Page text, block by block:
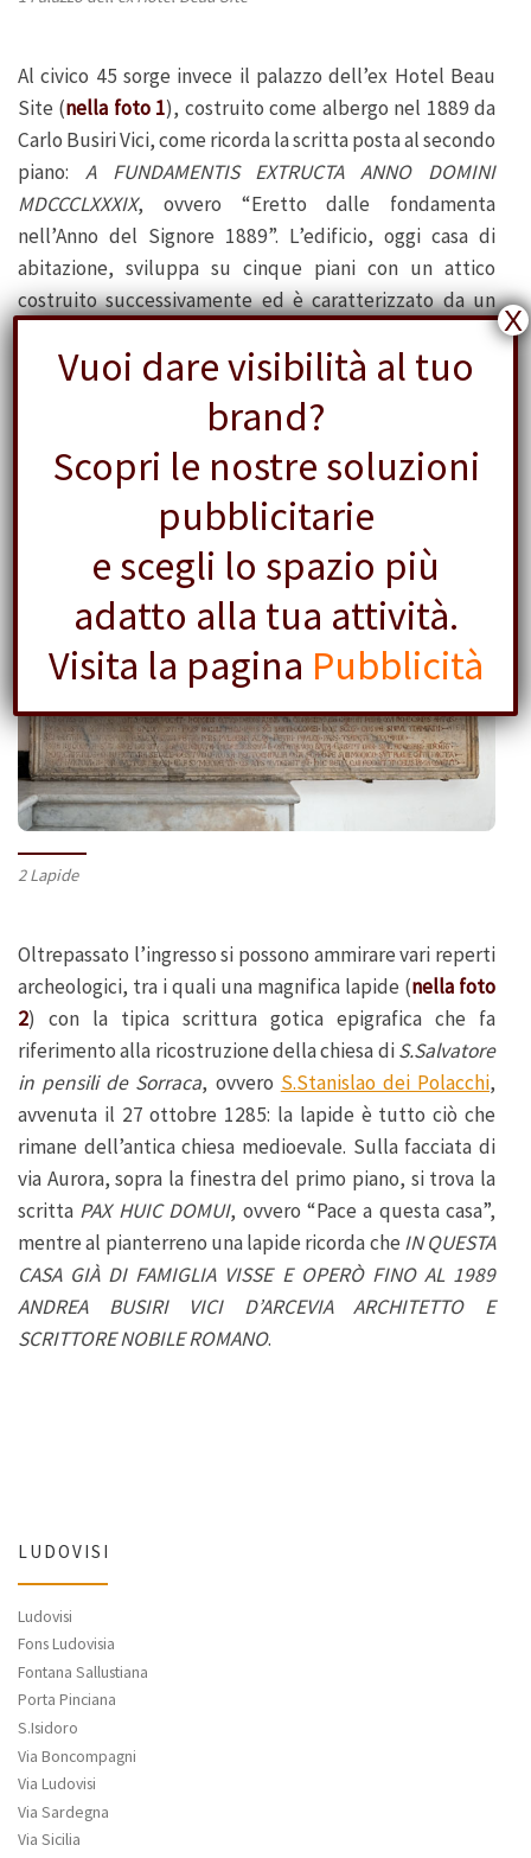
Al civico 45 sorge invece il palazzo dell’ex Hotel Beau
Site (nella foto 1), costruito come albergo nel 1889 da
Carlo Busiri Vici, come ricorda la scritta posta al secondo
piano: A FUNDAMENTIS EXTRUCTA ANNO DOMINI
MDCCCLXXXIX, ovvero “Eretto dalle fondamenta
nell’Anno del Signore 1889”. L’edificio, oggi casa di
abitazione, sviluppa su cinque piani con un attico
costruito successivamente ed è caratterizzato da un
bow-window, ovvero un tipo di balcone chiuso, unito
all’ambiente interno e sporgente per più piani, primo
esempio architettonico del genere eretto a Roma.
2 Lapide
Oltrepassato l’ingresso si possono ammirare vari reperti
archeologici, tra i quali una magnifica lapide (nella foto
2) con la tipica scrittura gotica epigrafica che fa
riferimento alla ricostruzione della chiesa diS.Salvatore
in pensili de Sorraca, ovvero S.Stanislao dei Polacchi,
avvenuta il 27 ottobre 1285: la lapide è tutto ciò che
rimane dell’antica chiesa medioevale. Sulla facciata di
via Aurora, sopra la finestra del primo piano, si trova la
scritta PAX HUIC DOMUI, ovvero “Pace a questa casa”,
mentre al pianterreno una lapide ricorda cheIN QUESTA
CASA GIÀ DI FAMIGLIA VISSE E OPERÒ FINO AL 1989
ANDREA BUSIRI VICI D’ARCEVIA ARCHITETTO E
SCRITTORE NOBILE ROMANO.
LUDOVISI
Ludovisi
Fons Ludovisia
Fontana Sallustiana
Porta Pinciana
S.Isidoro
Via Boncompagni
Via Ludovisi
Via Sardegna
Via Sicilia
Vuoi dare visibilità al tuo
brand?
Scopri le nostre soluzioni
pubblicitarie
e scegli lo spazio più
adatto alla tua attività.
Visita la pagina Pubblicità
X